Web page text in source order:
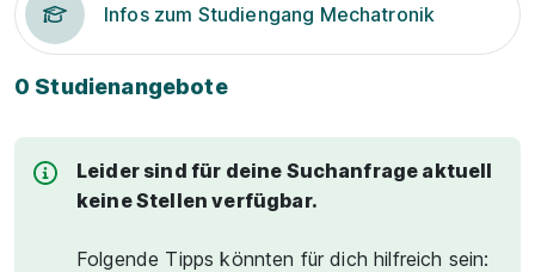
Infos zum Studiengang Mechatronik
0 Studienangebote
Leider sind für deine Suchanfrage aktuell
keine Stellen verfügbar.
Folgende Tipps könnten für dich hilfreich sein: